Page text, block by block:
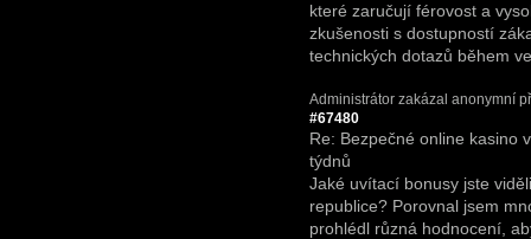
které zaručují férovost a
zkušenosti s dostupností
technických dotazů během
Administrátor zakázal anonymní
#67480
Re: Bezpečné online kasino
týdnů
Jaké uvítací bonusy jste
republice? Porovnal jsem
prohlédl různá hodnocení,